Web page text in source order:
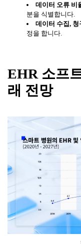
데이터 오류 비
분을 식별합니다.
데이터 수집, 청
정을 합니다.
EHR 소프
래 전망